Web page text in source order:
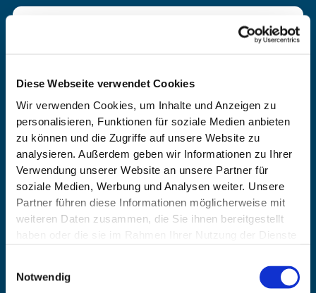
Diese Webseite verwendet Cookies
Wir verwenden Cookies, um Inhalte und Anzeigen zu
personalisieren, Funktionen für soziale Medien anbieten
zu können und die Zugriffe auf unsere Website zu
analysieren. Außerdem geben wir Informationen zu Ihrer
Verwendung unserer Website an unsere Partner für
soziale Medien, Werbung und Analysen weiter. Unsere
Partner führen diese Informationen möglicherweise mit
weiteren Daten zusammen, die Sie ihnen bereitgestellt
Notwendig
Abnehm Tipps für Frauen